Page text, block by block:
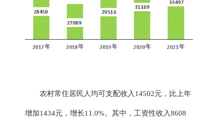
农村常住居民人均可支配收入14502元，比上年
增加1434元，增长11.0%。 其中，工资性收入8608